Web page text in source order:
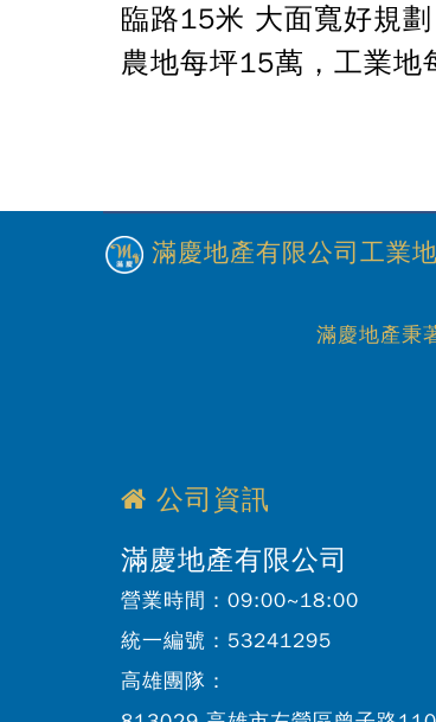
臨路15米 大面寬好規劃
農地每坪15萬，工業地
滿慶地產有限公司工業
滿慶地產秉
公司資訊
滿慶地產有限公司
營業時間： 09:00~18:00
統一編號： 53241295
高雄團隊：